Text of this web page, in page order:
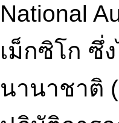
National
เม็กซิโก ซึ่
นานาชาติ